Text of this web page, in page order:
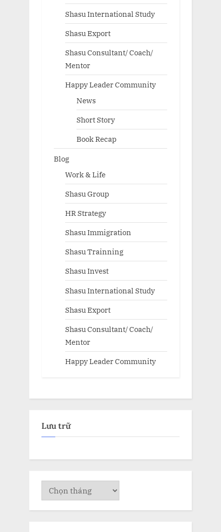
Shasu International Study
Shasu Export
Shasu Consultant/ Coach/
Mentor
Happy Leader Community
News
Short Story
Book Recap
Blog
Work & Life
Shasu Group
HR Strategy
Shasu Immigration
Shasu Trainning
Shasu Invest
Shasu International Study
Shasu Export
Shasu Consultant/ Coach/
Mentor
Happy Leader Community
Lưu trữ
Lưu
trữ